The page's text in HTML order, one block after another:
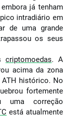
já tenham
intradiário em
de uma grande
os seus
criptomoedas. A
acima da zona
histórico. No
fortemente
uma correção
está atualmente